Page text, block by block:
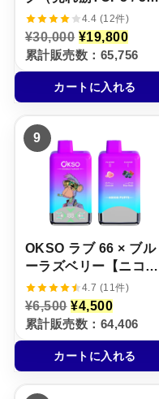
セット） 4.4 (12件)
¥30,000 元
の
価
格
は
¥
0
0
0
で
し
た
¥19,800現
在
の
価
格
は
,
8
0
0
で
す
累計販売数：65,756
カートに入れる
9
OKSO ラブ 66 × ブル
ーラズベリー【ニコパ
フ】5%
4.7 (11件)
¥6,500 元
の
価
格
は
¥
¥4,500現
在
の
価
格
は
累計販売数：64,406
カートに入れる